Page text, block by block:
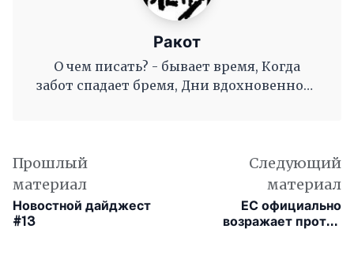
Ракот
О чем писать? - бывает время, Когда
забот спадает бремя, Дни вдохновенного
Прошлый
материал
Новостной дайджест
#13
Следующий
материал
ЕС официально
возражает против